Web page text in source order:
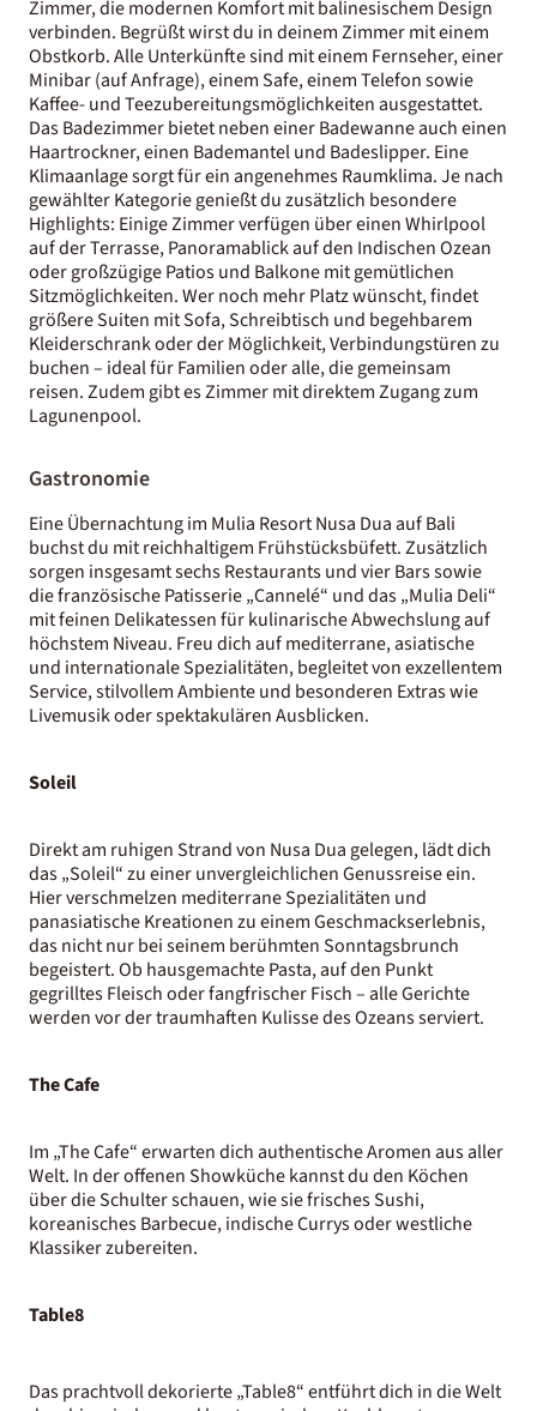
Zimmer, die modernen Komfort mit balinesischem Design
verbinden. Begrüßt wirst du in deinem Zimmer mit einem
Obstkorb. Alle Unterkünfte sind mit einem Fernseher, einer
Minibar (auf Anfrage), einem Safe, einem Telefon sowie
Kaffee- und Teezubereitungsmöglichkeiten ausgestattet.
Das Badezimmer bietet neben einer Badewanne auch einen
Haartrockner, einen Bademantel und Badeslipper. Eine
Klimaanlage sorgt für ein angenehmes Raumklima. Je nach
gewählter Kategorie genießt du zusätzlich besondere
Highlights: Einige Zimmer verfügen über einen Whirlpool
auf der Terrasse, Panoramablick auf den Indischen Ozean
oder großzügige Patios und Balkone mit gemütlichen
Sitzmöglichkeiten. Wer noch mehr Platz wünscht, findet
größere Suiten mit Sofa, Schreibtisch und begehbarem
Kleiderschrank oder der Möglichkeit, Verbindungstüren zu
buchen – ideal für Familien oder alle, die gemeinsam
reisen. Zudem gibt es Zimmer mit direktem Zugang zum
Lagunenpool.
Gastronomie
Eine Übernachtung im Mulia Resort Nusa Dua auf Bali
buchst du mit reichhaltigem Frühstücksbüfett. Zusätzlich
sorgen insgesamt sechs Restaurants und vier Bars sowie
die französische Patisserie „Cannelé“ und das „Mulia Deli“
mit feinen Delikatessen für kulinarische Abwechslung auf
höchstem Niveau. Freu dich auf mediterrane, asiatische
und internationale Spezialitäten, begleitet von exzellentem
Service, stilvollem Ambiente und besonderen Extras wie
Livemusik oder spektakulären Ausblicken.
Soleil
Direkt am ruhigen Strand von Nusa Dua gelegen, lädt dich
das „Soleil“ zu einer unvergleichlichen Genussreise ein.
Hier verschmelzen mediterrane Spezialitäten und
panasiatische Kreationen zu einem Geschmackserlebnis,
das nicht nur bei seinem berühmten Sonntagsbrunch
begeistert. Ob hausgemachte Pasta, auf den Punkt
gegrilltes Fleisch oder fangfrischer Fisch – alle Gerichte
werden vor der traumhaften Kulisse des Ozeans serviert.
The Cafe
Im „The Cafe“ erwarten dich authentische Aromen aus aller
Welt. In der offenen Showküche kannst du den Köchen
über die Schulter schauen, wie sie frisches Sushi,
koreanisches Barbecue, indische Currys oder westliche
Klassiker zubereiten.
Table8
Das prachtvoll dekorierte „Table8“ entführt dich in die Welt